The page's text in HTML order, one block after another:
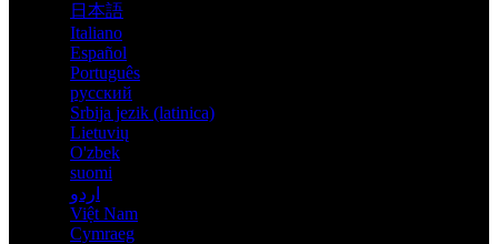
日本語
Italiano
Español
Português
русский
Srbija jezik (latinica)
Lietuvių
O'zbek
suomi
اردو
Việt Nam
Cymraeg